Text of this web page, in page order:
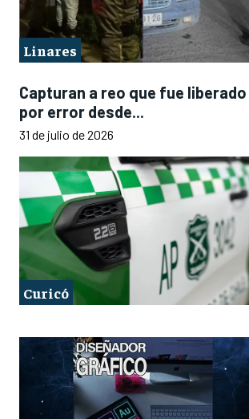
Linares
Capturan a reo que fue liberado
por error desde...
31 de julio de 2026
Curicó